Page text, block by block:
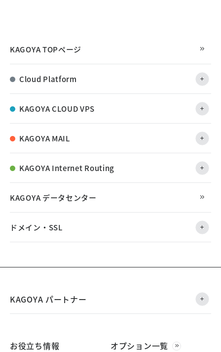
KAGOYA TOPページ
Cloud Platform
KAGOYA CLOUD VPS
KAGOYA MAIL
KAGOYA Internet Routing
KAGOYA データセンター
ドメイン・SSL
KAGOYA パートナー
お役立ち情報
オプション一覧